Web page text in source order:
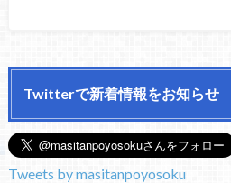
Twitterで新着情報をお知らせ
Tweets by masitanpoyosoku